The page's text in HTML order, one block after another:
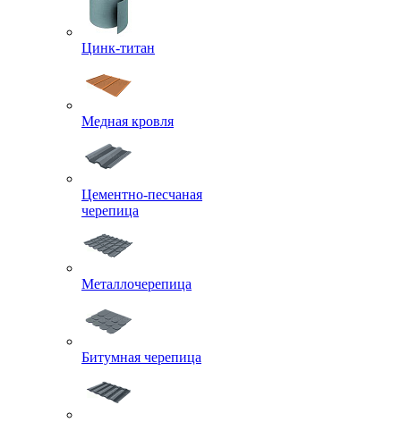
Цинк-титан
Медная кровля
Цементно-песчаная
черепица
Металлочерепица
Битумная черепица